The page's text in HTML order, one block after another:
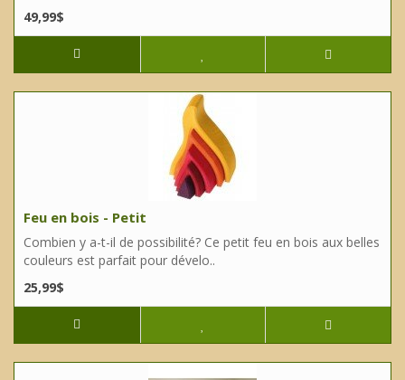
49,99$
Feu en bois - Petit
Combien y a-t-il de possibilité? Ce petit feu en bois aux belles
couleurs est parfait pour dévelo..
25,99$